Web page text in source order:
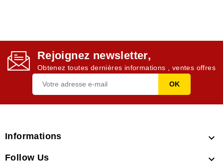
Rejoignez newsletter,
Obtenez toutes dernières informations , ventes offres
Informations 
Follow Us 